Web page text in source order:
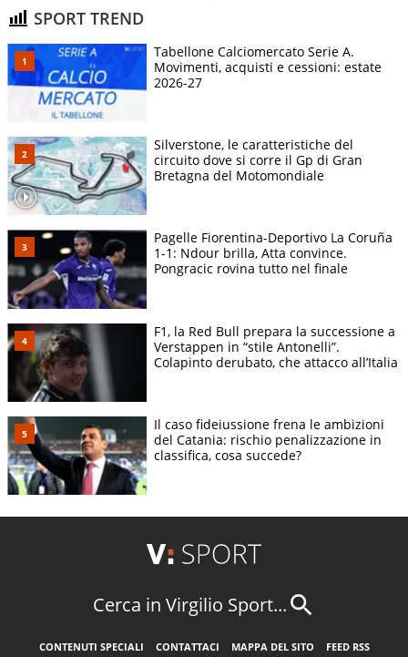
SPORT TREND
Tabellone Calciomercato Serie A.
Movimenti, acquisti e cessioni: estate
2026-27
Silverstone, le caratteristiche del
circuito dove si corre il Gp di Gran
Bretagna del Motomondiale
Pagelle Fiorentina-Deportivo La Coruña
1-1: Ndour brilla, Atta convince.
Pongracic rovina tutto nel finale
F1, la Red Bull prepara la successione a
Verstappen in “stile Antonelli”.
Colapinto derubato, che attacco all’Italia
Il caso fideiussione frena le ambizioni
del Catania: rischio penalizzazione in
classifica, cosa succede?
Cerca in Virgilio Sport...
CONTENUTI SPECIALI CONTATTACI MAPPA DEL SITO FEED RSS